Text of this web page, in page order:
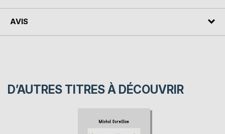
AVIS
D’AUTRES TITRES À DÉCOUVRIR